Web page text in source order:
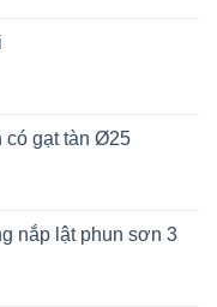
có gạt tàn Ø25
nắp lật phun sơn 3